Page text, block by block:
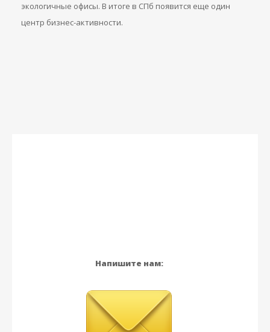
экологичные офисы. В итоге в СПб появится еще один
центр бизнес-активности.
Напишите нам: